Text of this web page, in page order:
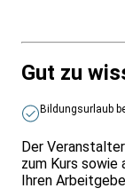
Gut zu
Bildungsurlaub
Der
zum Kurs
Ihren